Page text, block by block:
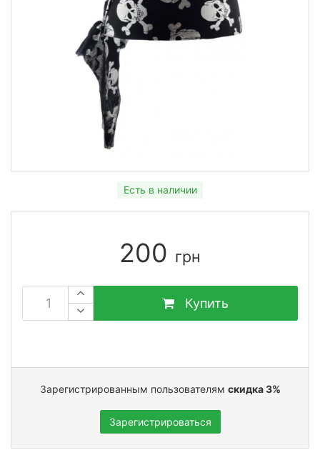
Есть в наличии
200 грн
Купить
Зарегистрированным пользователям скидка 3%
Зарегистрироваться